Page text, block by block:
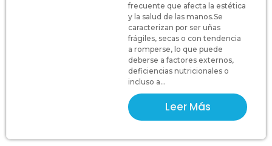
frecuente que afecta la estética
y la salud de las manos.Se
caracterizan por ser uñas
frágiles, secas o con tendencia
a romperse, lo que puede
deberse a factores externos,
deficiencias nutricionales o
incluso a...
Leer Más